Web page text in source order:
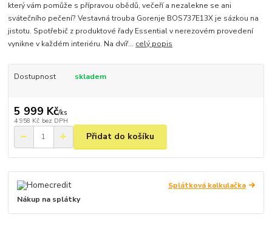
který vám pomůže s přípravou obědů, večeří a nezalekne se ani
svátečního pečení? Vestavná trouba Gorenje BOS737E13X je sázkou na
jistotu. Spotřebič z produktové řady Essential v nerezovém provedení
vynikne v každém interiéru. Na dvíř... celý popis
Dostupnost skladem
5 999 Kč/ks
4 958 Kč bez DPH
Přidat do košíku
Splátková kalkulačka
Nákup na splátky